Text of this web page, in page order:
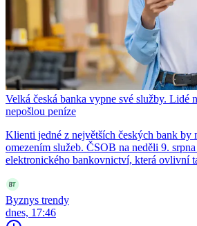
Velká česká banka vypne své služby. Lidé
nepošlou peníze
Klienti jedné z největších českých bank by
omezením služeb. ČSOB na neděli 9.
elektronického bankovnictví, která ovlivní
Byznys trendy
dnes, 17:46